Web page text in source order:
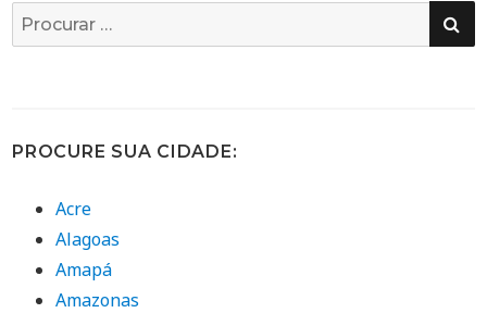
Busca
por:
PROCURE SUA CIDADE:
Acre
Alagoas
Amapá
Amazonas